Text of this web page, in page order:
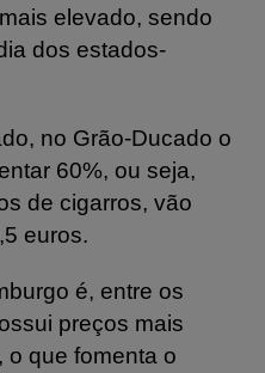
elevado, sendo
dos estados-
no Grão-Ducado o
60%, ou seja,
de cigarros, vão
euros.
é, entre os
preços mais
o que fomenta o